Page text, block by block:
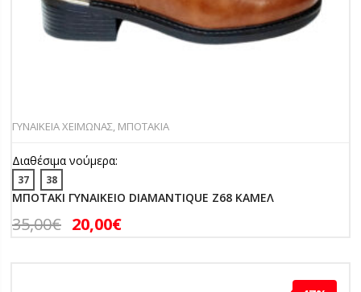
ΓΥΝΑΙΚΕΙΑ ΧΕΙΜΩΝΑΣ, ΜΠΟΤΑΚΙΑ
Διαθέσιμα νούμερα:
37 38
ΜΠΟΤΑΚΙ ΓΥΝΑΙΚΕΙΟ DIAMANTIQUE Z68 ΚΑΜΕΛ
35,00€ 20,00€